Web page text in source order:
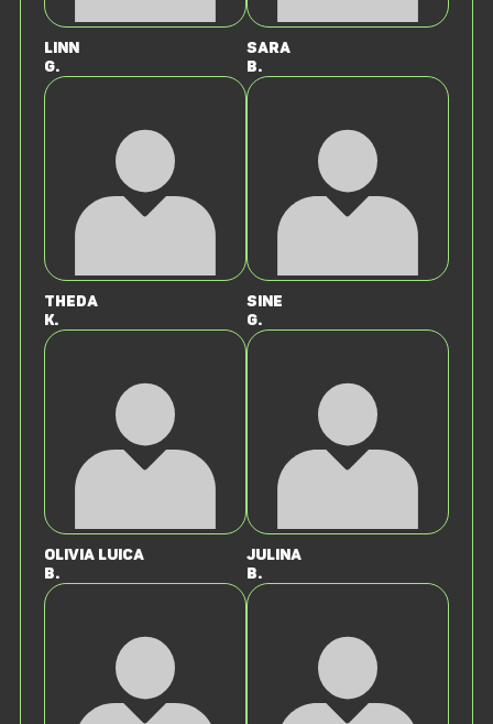
Linn
G.
Sara
B.
Theda
K.
Sine
G.
Olivia Luica
B.
Julina
B.